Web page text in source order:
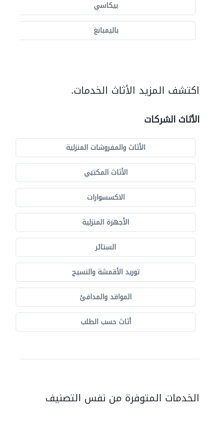
بيكاسي
باليمبانغ
اكتشف المزيد الأثاث الخدمات.
الأثاث الشركات
الأثاث والمفروشات المنزلية
الأثاث المكتبي
الاكسسوارات
الأجهزة المنزلية
الستائر
توريد الأقمشة والنسيج
المواقد والمدافئ
أثاث حسب الطلب
الخدمات المتوفرة من نفس التصنيف